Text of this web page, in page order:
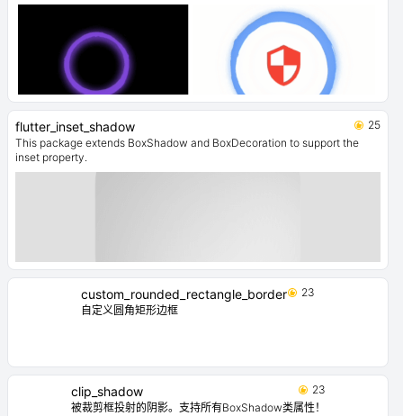
flutter_inset_shadow
25
This package extends BoxShadow and BoxDecoration to support the
inset property.
custom_rounded_rectangle_border
23
自定义圆角矩形边框
clip_shadow
23
被裁剪框投射的阴影。支持所有BoxShadow类属性！